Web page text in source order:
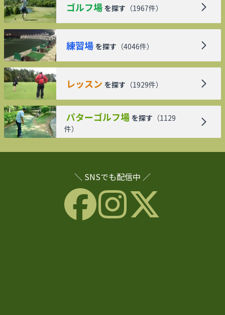
ゴルフ場 を探す （1967件）
練習場 を探す （4046件）
レッスン を探す （1929件）
パターゴルフ場 を探す （1129
件）
＼ SNSでも配信中 ／